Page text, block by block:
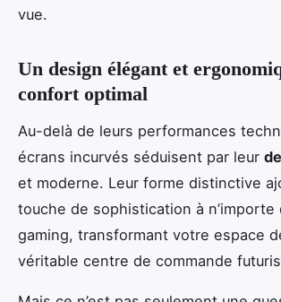
vue.
Un design élégant et
confort optimal
Au-delà de leurs performances
écrans incurvés séduisent par leur
et moderne. Leur forme distinctive
touche de sophistication à n’importe
gaming, transformant votre espace
véritable centre de commande